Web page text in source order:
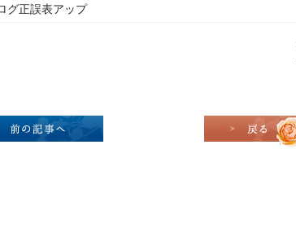
グ正誤表アップ